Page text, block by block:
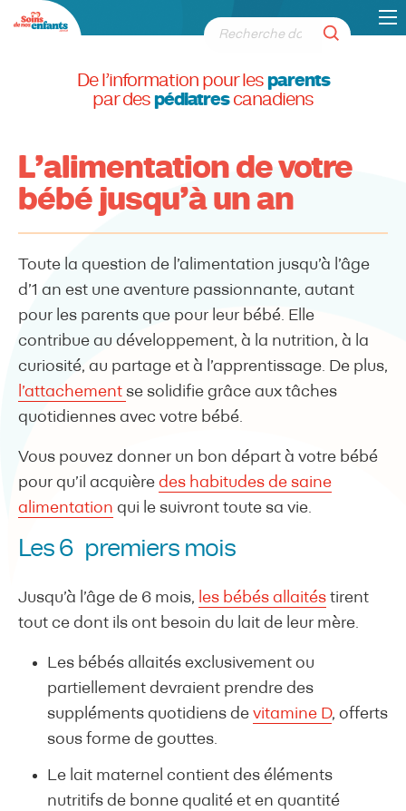
De l’information pour les parents
par des pédiatrescanadiens
L’alimentation de votre
bébé jusqu’à un an
Toute la question de l’alimentation jusqu’à l’âge
d’1 an est une aventure passionnante, autant
pour les parents que pour leur bébé. Elle
contribue au développement, à la nutrition, à la
curiosité, au partage et à l’apprentissage. De plus,
l’attachement se solidifie grâce aux tâches
quotidiennes avec votre bébé.
Vous pouvez donner un bon départ à votre bébé
pour qu’il acquière des habitudes de saine
alimentation qui le suivront toute sa vie.
Les 6 premiers mois
Jusqu’à l’âge de 6 mois, les bébés allaités tirent
tout ce dont ils ont besoin du lait de leur mère.
Les bébés allaités exclusivement ou
partiellement devraient prendre des
suppléments quotidiens de vitamine D, offerts
sous forme de gouttes.
Le lait maternel contient des éléments
nutritifs de bonne qualité et en quantité